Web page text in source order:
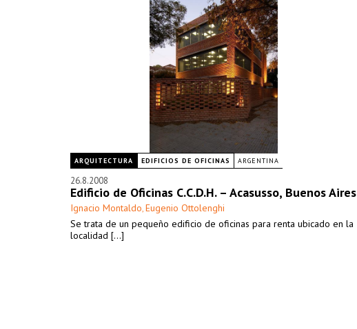
ARQUITECTURA EDIFICIOS DE OFICINAS ARGENTINA
26.8.2008
Edificio de Oficinas C.C.D.H. – Acasusso, Buenos Aires
Ignacio Montaldo, Eugenio Ottolenghi
Se trata de un pequeño edificio de oficinas para renta ubicado en la
localidad [...]